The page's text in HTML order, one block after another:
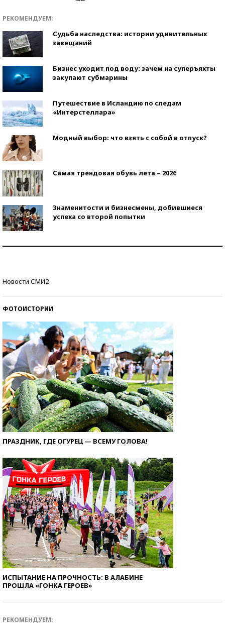
РЕКОМЕНДУЕМ:
Судьба наследства: истории удивительных
завещаний
Бизнес уходит под воду: зачем на суперъяхты
закупают субмарины
Путешествие в Исландию по следам
«Интерстеллара»
Модный выбор: что взять с собой в отпуск?
Самая трендовая обувь лета – 2026
Знаменитости и бизнесмены, добившиеся
успеха со второй попытки
Новости СМИ2
ФОТОИСТОРИИ
ПРАЗДНИК, ГДЕ ОГУРЕЦ — ВСЕМУ ГОЛОВА!
ИСПЫТАНИЕ НА ПРОЧНОСТЬ: В АЛАБИНЕ
ПРОШЛА «ГОНКА ГЕРОЕВ»
РЕКОМЕНДУЕМ: